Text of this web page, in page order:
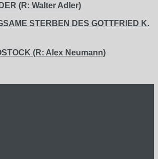
(R: Walter Adler)
STERBEN DES GOTTFRIED K.
(R: Alex Neumann)